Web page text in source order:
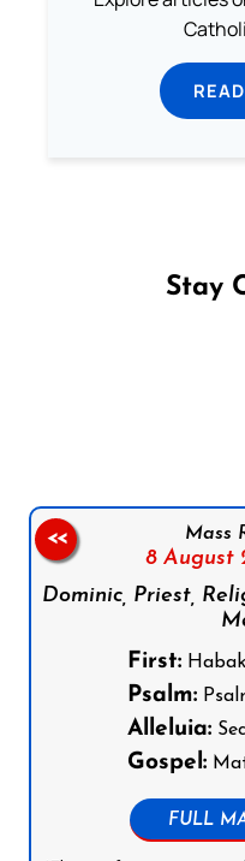
Stay
Mass
8 August
Dominic, Priest,
First:
Psalm:
Alleluia:
Gospel:
FULL
<<